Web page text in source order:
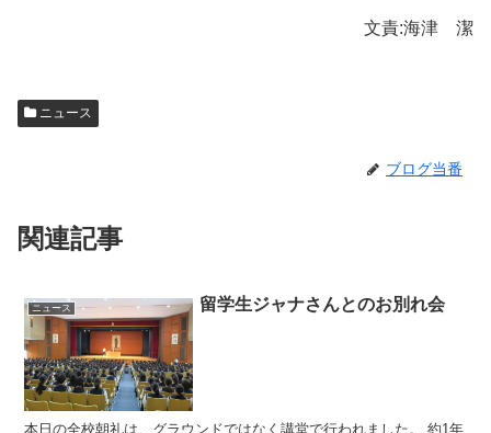
文責:海津 潔
ニュース
ブログ当番
関連記事
ニュース 留学生ジャナさんとのお別れ会
本日の全校朝礼は、グラウンドではなく講堂で行われました。 約1年